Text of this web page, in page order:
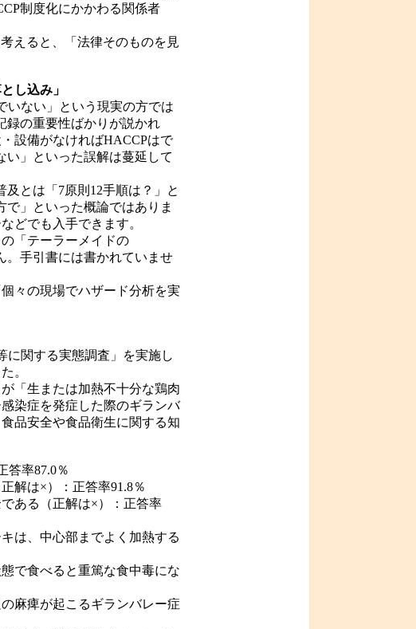
制度化にかかわる関係者
えると、「法律そのものを見
し込み」
ない」という現実の方では
録の重要性ばかりが説かれ
設備がなければHACCPはで
い」といった誤解は蔓延して
とは「7原則12手順は？」と
」といった概論ではありま
どでも入手できます。
「テーラーメイドの
手引書には書かれていませ
々の現場でハザード分析を実
に関する実態調査」を実施し
。
「生または加熱不十分な鶏肉
染症を発症した際のギランバ
品安全や食品衛生に関する知
答率87.0％
解は×）：正答率91.8％
ある（正解は×）：正答率
は、中心部までよく加熱する
で食べると重篤な食中毒にな
麻痺が起こるギランバレー症